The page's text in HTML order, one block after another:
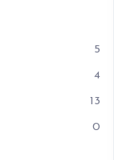
5
4
13
0